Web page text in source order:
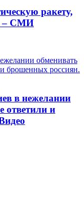
ракету,
– СМИ
в нежелании
ответили и